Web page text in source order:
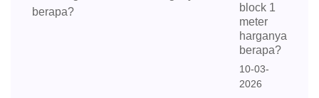
block 1
meter
harganya
berapa?
10-03-
2026